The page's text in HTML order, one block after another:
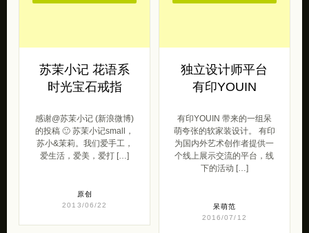
苏茉小记 花语系
时光宝石戒指
感谢@苏茉小记 (新浪微博)
的投稿 🙂 苏茉小记small，
苏小&茉莉。我们爱手工，
爱生活，爱美，爱打 […]
原创
2013/06/22
独立设计师平台
有印YOUIN
有印YOUIN 带来的一组呆
萌夸张的软家装设计。 有印
为国内外艺术创作者提供一
个线上展示交流的平台，线
下的活动 […]
呆萌范
2016/07/12